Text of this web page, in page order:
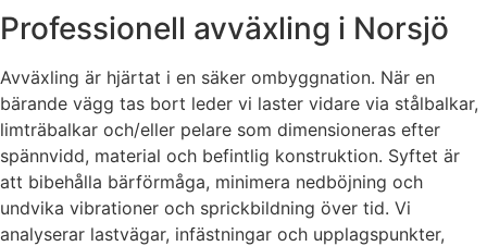
Professionell avväxling i Norsjö
Avväxling är hjärtat i en säker ombyggnation. När en
bärande vägg tas bort leder vi laster vidare via stålbalkar,
limträbalkar och/eller pelare som dimensioneras efter
spännvidd, material och befintlig konstruktion. Syftet är
att bibehålla bärförmåga, minimera nedböjning och
undvika vibrationer och sprickbildning över tid. Vi
analyserar lastvägar, infästningar och upplagspunkter,